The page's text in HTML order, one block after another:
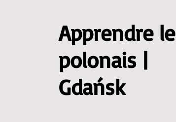
Apprendre le
polonais |
Gdańsk